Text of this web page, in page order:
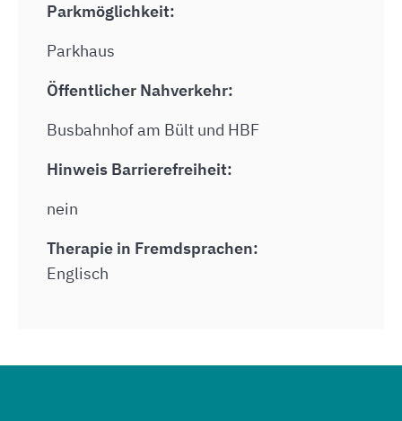
Parkmöglichkeit:
Parkhaus
Öffentlicher Nahverkehr:
Busbahnhof am Bült und HBF
Hinweis Barrierefreiheit:
nein
Therapie in Fremdsprachen:
Englisch